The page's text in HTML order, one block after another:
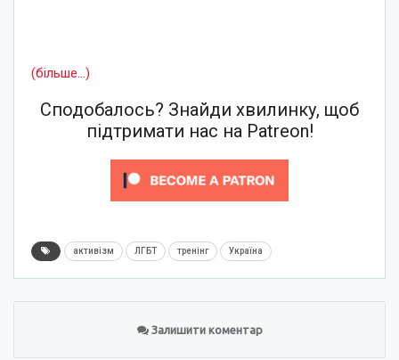
(більше…)
Сподобалось? Знайди хвилинку, щоб
підтримати нас на Patreon!
активізм ЛГБТ тренінг Україна
Залишити коментар